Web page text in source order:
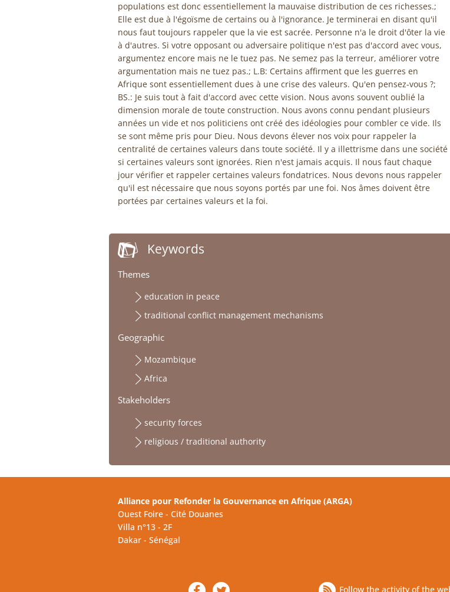
populations est donc essentiellement la mauvaise distribution de ces richesses.;
Elle est due à l'égoïsme de certains ou à l'ignorance. Je terminerai en disant qu'il
nous faut toujours rappeler que la vie est sacrée. Personne n'a le droit d'ôter la vie
à d'autres. Si votre opposant ou adversaire politique n'est pas d'accord avec vous,
argumentez encore mais ne le tuez pas. Ne semez pas la terreur, améliorer votre
argumentation mais ne tuez pas.; L.B: Certains affirment que les guerres en
Afrique sont essentiellement dues à une crise des valeurs. Qu'en pensez-vous ?;
BS.: Je suis tout à fait d'accord avec cette vision. Nous avons souvent oublié la
dimension morale de toute construction. Nous avons connu pendant plusieurs
années un vide et nos politiciens ont créé des idéologies pour combler ce vide. Ils
se sont même pris pour Dieu. Nous devons élever nos voix pour rappeler la
centralité de certaines valeurs dans toute société. Il y a illettrisme dans une société
si certaines valeurs sont ignorées. Rien n'est jamais acquis. Il nous faut chaque
jour vérifier et rappeler certaines valeurs fondatrices. Nous devons nous rappeler
qu'il est nécessaire que nous soyons portés par une foi. Nos âmes doivent être
portées par certaines valeurs et la foi.
Keywords
Themes
education in peace
traditional conflict management mechanisms
Geographic
Mozambique
Africa
Stakeholders
security forces
religious / traditional authority
Alliance pour Refonder la Gouvernance en Afrique (ARGA)
Ouest Foire - Cité Douanes
Villa n°13 - 2F
Dakar - Sénégal
Follow the activity of the